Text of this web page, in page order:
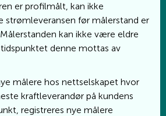
er profilmålt, kan ikke
strømleveransen før målerstand er
kan ikke være eldre
denne mottas av
målere hos nettselskapet hvor
kraftleverandør på kundens
registreres nye målere